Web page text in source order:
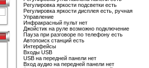
Регулировка яркости подсветки есть
Регулировка яркости дисплея есть, ручная
Управление
Инфракрасный пульт нет
Джойстик на руле возможно подключение
Пауза при разговоре по телефону есть
Автопоиск станций есть
Интерфейсы
Входы USB
USB на передней панели нет
Вход аудио на передней панели нет